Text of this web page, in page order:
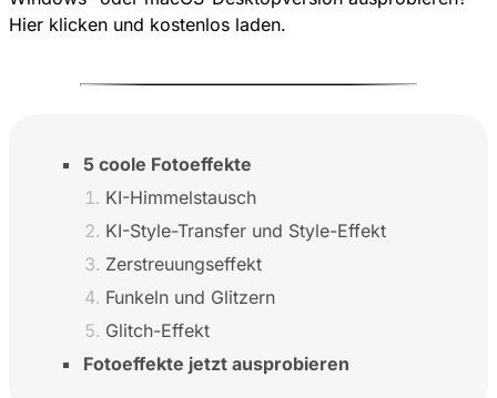
Hier klicken und kostenlos laden.
5 coole Fotoeffekte
KI-Himmelstausch
KI-Style-Transfer und Style-Effekt
Zerstreuungseffekt
Funkeln und Glitzern
Glitch-Effekt
Fotoeffekte jetzt ausprobieren